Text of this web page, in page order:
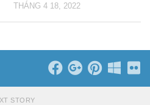
THÁNG 4 18, 2022
STORY